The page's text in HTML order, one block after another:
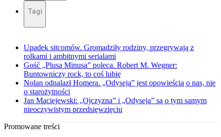
Tagi
Upadek sitcomów. Gromadziły rodziny, przegrywają z
rolkami i ambitnymi serialami
Gość „Plusa Minusa” poleca. Robert M. Wegner:
Buntowniczy rock, to coś lubię
Nolan odnalazł Homera. „Odyseja” jest opowieścią o nas, nie
o starożytności
Jan Maciejewski: „Ojczyzna” i „Odyseja” są o tym samym
nieoczywistym przedsięwzięciu
Promowane treści